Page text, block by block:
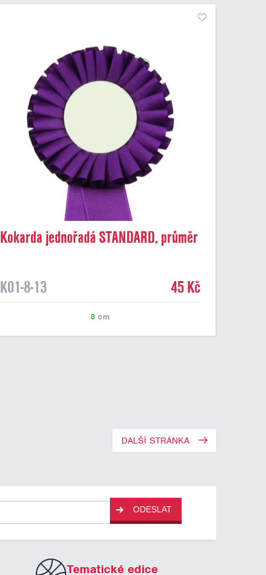
Kokarda jednořadá STANDARD, průměr
K01-8-13
45 Kč
8 cm
DALŠÍ STRÁNKA
ODESLAT
Tematické edice